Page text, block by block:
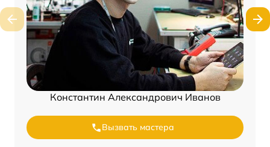
Константин Александрович Иванов
Вызвать мастера